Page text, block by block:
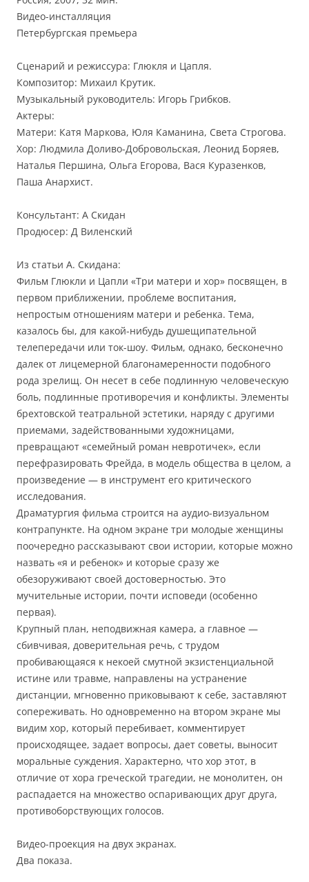
Видео-инсталляция
Петербургская премьера
Сценарий и режиссура: Глюкля и Цапля.
Композитор: Михаил Крутик.
Музыкальный руководитель: Игорь Грибков.
Актеры:
Матери: Катя Маркова, Юля Каманина, Света Строгова.
Хор: Людмила Доливо-Добровольская, Леонид Боряев,
Наталья Першина, Ольга Егорова, Вася Куразенков,
Паша Анархист.
Консультант: А Скидан
Продюсер: Д Виленский
Из статьи А. Скидана:
Фильм Глюкли и Цапли «Три матери и хор» посвящен, в
первом приближении, проблеме воспитания,
непростым отношениям матери и ребенка. Тема,
казалось бы, для какой-нибудь душещипательной
телепередачи или ток-шоу. Фильм, однако, бесконечно
далек от лицемерной благонамеренности подобного
рода зрелищ. Он несет в себе подлинную человеческую
боль, подлинные противоречия и конфликты. Элементы
брехтовской театральной эстетики, наряду с другими
приемами, задействованными художницами,
превращают «семейный роман невротичек», если
перефразировать Фрейда, в модель общества в целом, а
произведение — в инструмент его критического
исследования.
Драматургия фильма строится на аудио-визуальном
контрапункте. На одном экране три молодые женщины
поочередно рассказывают свои истории, которые можно
назвать «я и ребенок» и которые сразу же
обезоруживают своей достоверностью. Это
мучительные истории, почти исповеди (особенно
первая).
Крупный план, неподвижная камера, а главное —
сбивчивая, доверительная речь, с трудом
пробивающаяся к некоей смутной экзистенциальной
истине или травме, направлены на устранение
дистанции, мгновенно приковывают к себе, заставляют
сопереживать. Но одновременно на втором экране мы
видим хор, который перебивает, комментирует
происходящее, задает вопросы, дает советы, выносит
моральные суждения. Характерно, что хор этот, в
отличие от хора греческой трагедии, не монолитен, он
распадается на множество оспаривающих друг друга,
противоборствующих голосов.
Видео-проекция на двух экранах.
Два показа.